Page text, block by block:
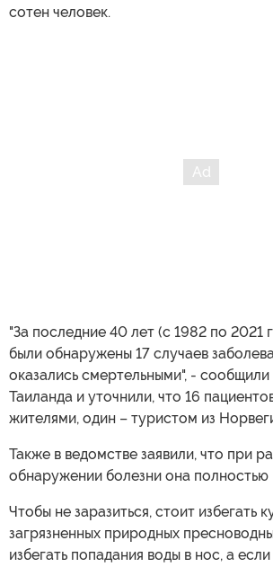
сотен человек.
"За последние 40 лет (с 1982 по 2021
были обнаружены 17 случаев
оказались смертельными", - сообщили
Таиланда и уточнили, что 16
жителями, один – туристом из
Также в ведомстве заявили, что при
обнаружении болезни она полностью
Чтобы не заразиться, стоит избегать
загрязненных природных
избегать попадания воды в нос, а